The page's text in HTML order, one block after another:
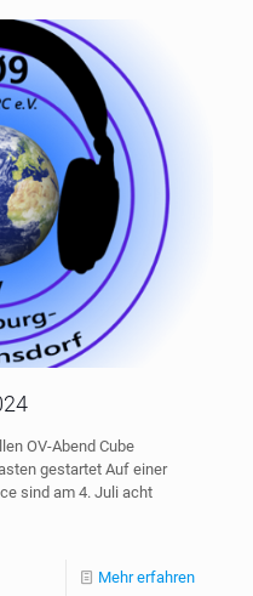
OV-Abend Cube
gestartet Auf einer
sind am 4. Juli acht
Mehr erfahren